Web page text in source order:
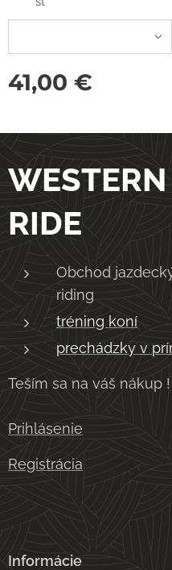
41,00 €
RIDE
Obchod
riding
tréning koní
prechádzky v
Teším sa na váš nákup !
Prihlásenie
Registrácia
Informácie